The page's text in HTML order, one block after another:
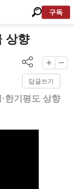
구독
상향
답글쓰기
한기평도 상향